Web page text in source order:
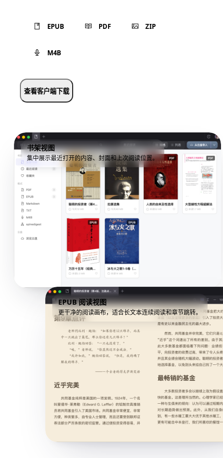
EPUB PDF ZIP
M4B
查看客户端下载
书架视图
集中展示最近打开的内容、封面和上次阅读位置。
EPUB 阅读视图
更干净的阅读画布，适合长文本连续阅读和章节跳转。